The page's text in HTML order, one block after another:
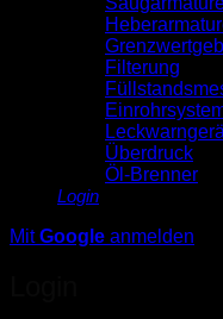
Filterung
Überdruck
Öl-Brenner
Login
MitGoogle anmelden